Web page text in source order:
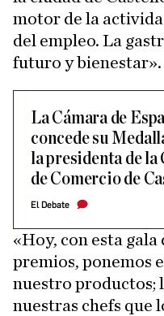
motor de la
del empleo. La
futuro y bienestar».
La Cámara de
concede su
la presidenta de la
de Comercio de
El Debate
«Hoy, con esta gala
premios, ponemos
nuestro productos;
nuestras chefs que